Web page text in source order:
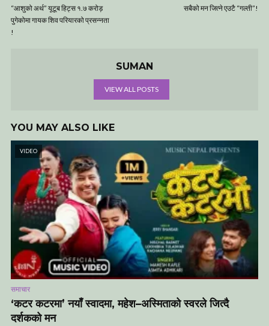
“आशुको अर्थ” यूटूब हिट्स १.७ करोड़
पुगेकोमा गायक शिव परियारको प्रसन्नता
!
सबैको मन जित्ने एउटै “गल्ती”!
SUMAN
VIEW ALL POSTS
YOU MAY ALSO LIKE
VIDEO
समाचार
‘कटर कटरमा’ नयाँ स्वादमा, महेश–अस्मिताको स्वरले जित्दै
दर्शकको मन